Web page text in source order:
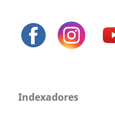
Indexadores